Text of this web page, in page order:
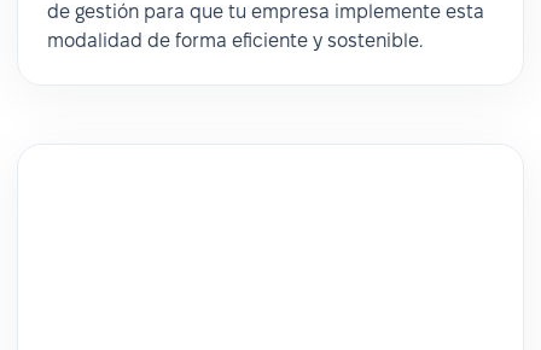
de gestión para que tu empresa implemente esta
modalidad de forma eficiente y sostenible.